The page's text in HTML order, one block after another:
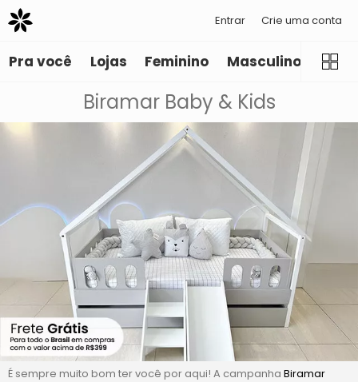
Entrar Crie uma conta
Pra você Lojas Feminino Masculino
Biramar Baby & Kids
É sempre muito bom ter você por aqui! A campanha Biramar